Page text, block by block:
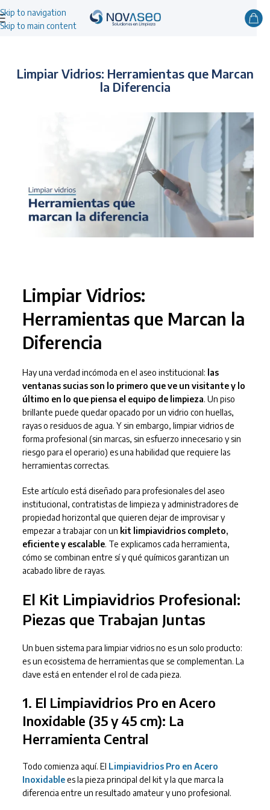
Skip to navigation
Skip to main content
Limpiar Vidrios: Herramientas que Marcan
la Diferencia
Limpiar Vidrios:
Herramientas que Marcan la
Diferencia
Hay una verdad incómoda en el aseo institucional: las
ventanas sucias son lo primero que ve un visitante y lo
último en lo que piensa el equipo de limpieza. Un piso
brillante puede quedar opacado por un vidrio con huellas,
rayas o residuos de agua. Y sin embargo, limpiar vidrios de
forma profesional (sin marcas, sin esfuerzo innecesario y sin
riesgo para el operario) es una habilidad que requiere las
herramientas correctas.
Este artículo está diseñado para profesionales del aseo
institucional, contratistas de limpieza y administradores de
propiedad horizontal que quieren dejar de improvisar y
empezar a trabajar con un kit limpiavidrios completo,
eficiente y escalable. Te explicamos cada herramienta,
cómo se combinan entre sí y qué químicos garantizan un
acabado libre de rayas.
El Kit Limpiavidrios Profesional:
Piezas que Trabajan Juntas
Un buen sistema para limpiar vidrios no es un solo producto:
es un ecosistema de herramientas que se complementan. La
clave está en entender el rol de cada pieza.
1. El Limpiavidrios Pro en Acero
Inoxidable (35 y 45 cm): La
Herramienta Central
Todo comienza aquí. El Limpiavidrios Pro en Acero
Inoxidablees la pieza principal del kit y la que marca la
diferencia entre un resultado amateur y uno profesional.